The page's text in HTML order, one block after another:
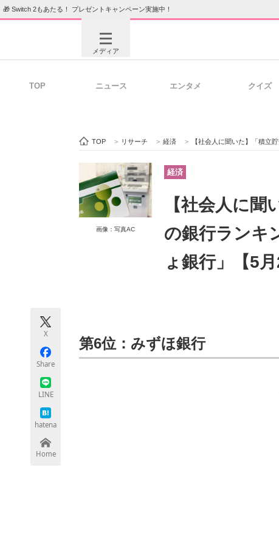
🎁 Switch 2もあたる！ プレゼントキャンペーン実施中！
メディア
ビジネスと働き方のヒント
ちょっと気になるネットの話題
TOP ニュース エンタメ クイズ
TOP > リサーチ > 経済 > 【社会人に聞いた】「積立貯金
画像：写真AC
経済
【社会人に
の銀行ランキ
ょ銀行」【5
X
Share
LINE
hatena
Home
第6位：みずほ銀行